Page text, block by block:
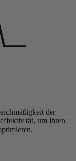
der
um Ihren